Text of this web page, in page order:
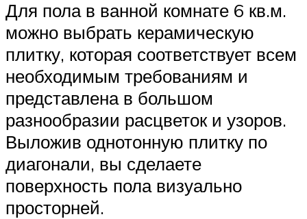
Для пола в ванной комнате 6 кв.м.
можно выбрать керамическую
плитку, которая соответствует всем
необходимым требованиям и
представлена в большом
разнообразии расцветок и узоров.
Выложив однотонную плитку по
диагонали, вы сделаете
поверхность пола визуально
просторней.